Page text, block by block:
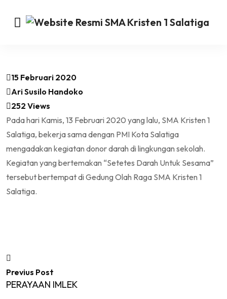
15 Februari 2020
Ari Susilo Handoko
252 Views
Pada hari Kamis, 13 Februari 2020 yang lalu, SMA Kristen 1
Salatiga, bekerja sama dengan PMI Kota Salatiga
mengadakan kegiatan donor darah di lingkungan sekolah.
Kegiatan yang bertemakan “Setetes Darah Untuk Sesama”
tersebut bertempat di Gedung Olah Raga SMA Kristen 1
Salatiga.
Previus Post
PERAYAAN IMLEK